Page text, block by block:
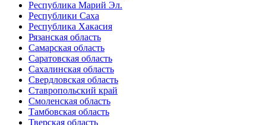
Республика Марий Эл.
Республики Саха
Республика Хакасия
Рязанская область
Самарская область
Саратовская область
Сахалинская область
Свердловская область
Ставропольский край
Смоленская область
Тамбовская область
Тверская область